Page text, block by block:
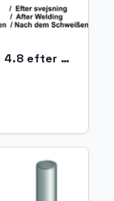
ID Gevindbøs M20-Ø22x35 mm Matr. 4.8 efter EN ISO 13918